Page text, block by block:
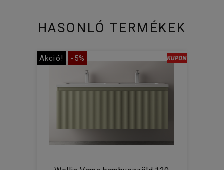
HASONLÓ TERMÉKEK
Akció! -5%